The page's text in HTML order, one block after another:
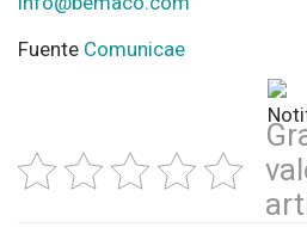
Fuente Comunicae